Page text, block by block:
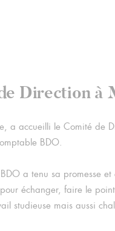
Direction à
a accueilli le Comité de
BDO.
a tenu sa promesse et
échanger, faire le
studieuse mais aussi